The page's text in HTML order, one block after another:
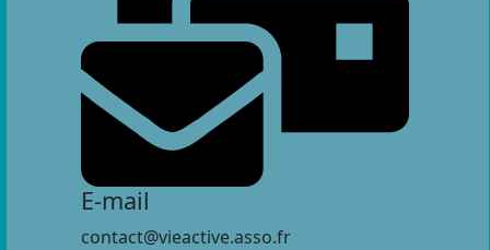
E-mail
contact@vieactive.asso.fr